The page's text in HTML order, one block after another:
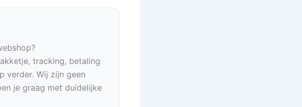
tracking, betaling
verder. Wij zijn geen
je graag met duidelijke